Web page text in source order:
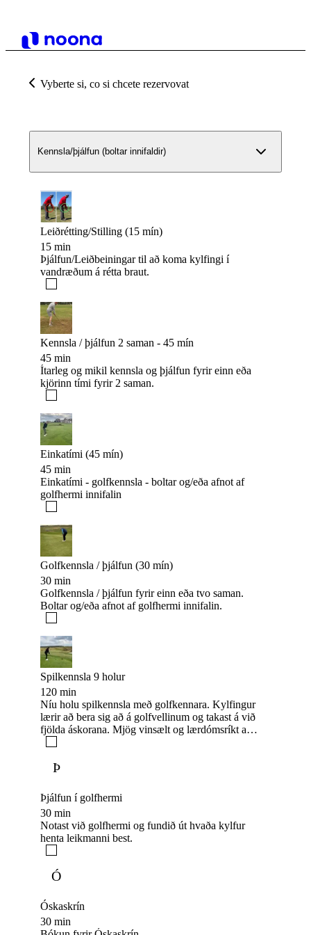
Vyberte si, co si chcete rezervovat
Kennsla/þjálfun (boltar innifaldir)
Leiðrétting/Stilling (15 mín)
15 min
Þjálfun/Leiðbeiningar til að koma kylfingi í
vandræðum á rétta braut.
Kennsla / þjálfun 2 saman - 45 mín
45 min
Ítarleg og mikil kennsla og þjálfun fyrir einn eða
kjörinn tími fyrir 2 saman.
Einkatími (45 mín)
45 min
Einkatími - golfkennsla - boltar og/eða afnot af
golfhermi innifalin
Golfkennsla / þjálfun (30 mín)
30 min
Golfkennsla / þjálfun fyrir einn eða tvo saman.
Boltar og/eða afnot af golfhermi innifalin.
Spilkennsla 9 holur
120 min
Níu holu spilkennsla með golfkennara. Kylfingur
lærir að bera sig að á golfvellinum og takast á við
fjölda áskorana. Mjög vinsælt og lærdómsríkt að
Þ
Þjálfun í golfhermi
30 min
Notast við golfhermi og fundið út hvaða kylfur
henta leikmanni best.
Ó
Óskaskrín
30 min